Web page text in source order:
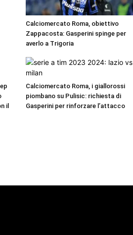
Calciomercato Roma, obiettivo
Zappacosta: Gasperini spinge per
averlo a Trigoria
il
Calciomercato Roma, i giallorossi
piombano su Pulisic: richiesta di
Gasperini per rinforzare l’attacco